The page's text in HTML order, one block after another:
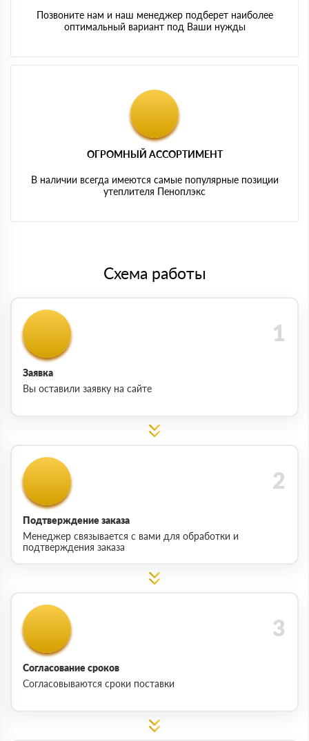
Позвоните нам и наш менеджер подберет наиболее
оптимальный вариант под Ваши нужды
ОГРОМНЫЙ АССОРТИМЕНТ
В наличии всегда имеются самые популярные позиции
утеплителя Пеноплэкс
Схема работы
Заявка
Вы оставили заявку на сайте
Подтверждение заказа
Менеджер связывается с вами для обработки и
подтверждения заказа
Согласование сроков
Согласовываются сроки поставки